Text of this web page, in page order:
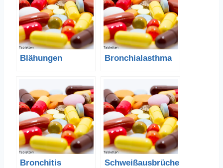
Blähungen Bronchialasthma
Bronchitis Schweißausbrüche